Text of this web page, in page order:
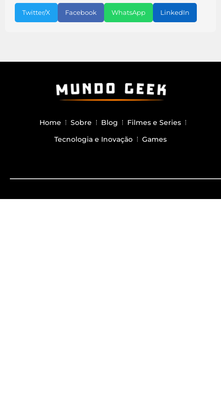
Twitter/X Facebook WhatsApp LinkedIn
Home Sobre Blog
Filmes e Series
Tecnologia e Inovação
Games